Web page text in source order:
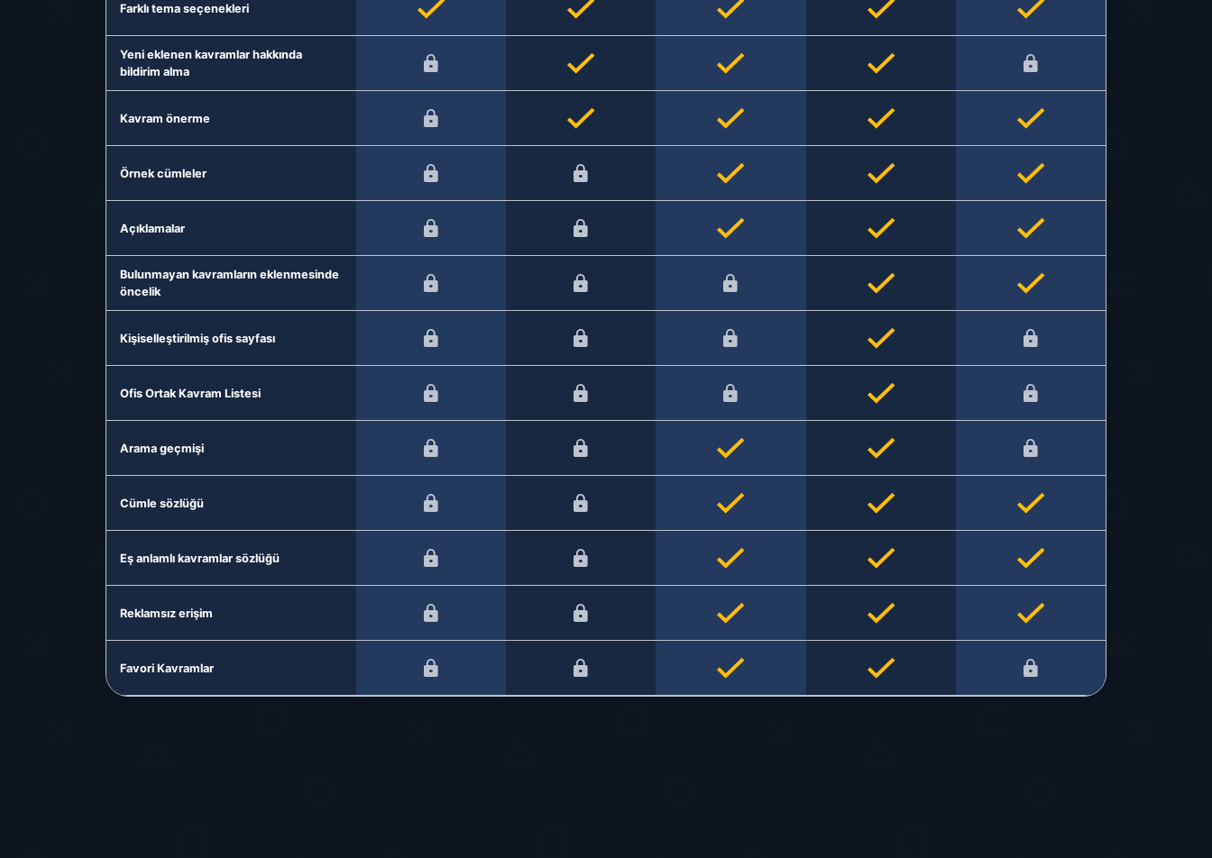
Farklı tema seçenekleri
Yeni eklenen kavramlar hakkında
bildirim alma
Kavram önerme
Örnek cümleler
Açıklamalar
Bulunmayan kavramların eklenmesinde
öncelik
Kişiselleştirilmiş ofis sayfası
Ofis Ortak Kavram Listesi
Arama geçmişi
Cümle sözlüğü
Eş anlamlı kavramlar sözlüğü
Reklamsız erişim
Favori Kavramlar